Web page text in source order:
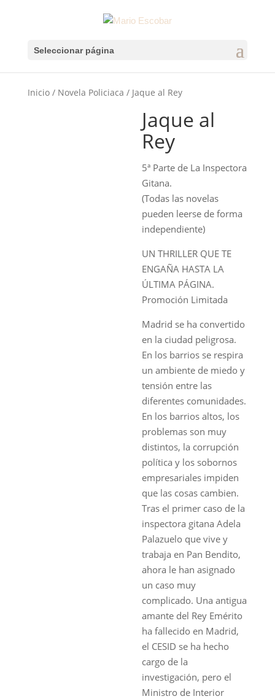
Seleccionar página
Inicio/ Novela Policiaca / Jaque al Rey
Jaque al
Rey
5ª Parte de La Inspectora
Gitana.
(Todas las novelas
pueden leerse de forma
independiente)
UN THRILLER QUE TE
ENGAÑA HASTA LA
ÚLTIMA PÁGINA.
Promoción Limitada
Madrid se ha convertido
en la ciudad peligrosa.
En los barrios se respira
un ambiente de miedo y
tensión entre las
diferentes comunidades.
En los barrios altos, los
problemas son muy
distintos, la corrupción
política y los sobornos
empresariales impiden
que las cosas cambien.
Tras el primer caso de la
inspectora gitana Adela
Palazuelo que vive y
trabaja en Pan Bendito,
ahora le han asignado
un caso muy
complicado. Una antigua
amante del Rey Emérito
ha fallecido en Madrid,
el CESID se ha hecho
cargo de la
investigación, pero el
Ministro de Interior